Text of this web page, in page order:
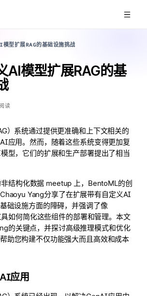
型扩展RAG的基础设施挑战
AI模型扩展RAG的基
读
）系统通过提供更准确和上下文相关的
应用。然而，随着这些系统变得更加复
型，它们的扩展和生产部署提出了相当
结构化数据 meetup 上，BentoML的创
Yang分享了在扩展带有自定义AI
础设施方面的障碍，并强调了像
如何简化这些组件的部署和管理。本文
的关键点，并探讨高级推理模式和优化
助您构建不仅功能强大而且高效和成本
应用